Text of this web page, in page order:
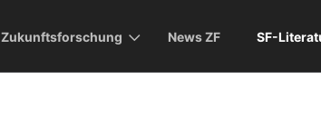
Zukunftsforschung News ZF SF-